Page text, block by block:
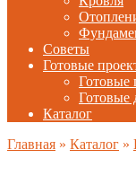
Советы
Готовые
Готовые
Готовые
Каталог
Главная » Каталог »